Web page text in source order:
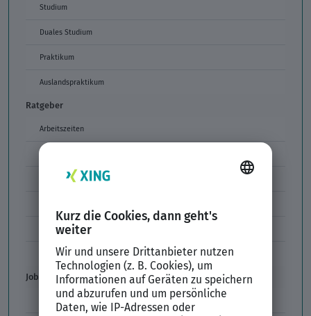
Studium
Duales Studium
Praktikum
Auslandspraktikum
Ratgeber
Arbeitszeiten
Formulierungen im Arbeitszeugnis
Unbefristeter Arbeitsvertrag
Der XING Bewerbungsratgeber
Job & Karriere
Arbeitsvertrag